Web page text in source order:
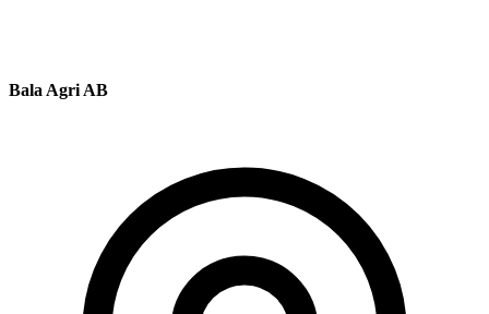
Bala Agri AB